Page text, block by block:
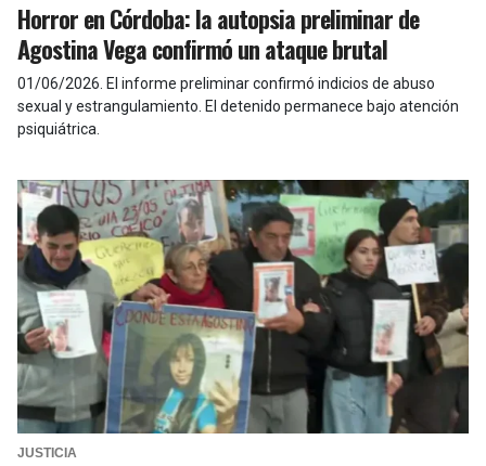
Horror en Córdoba: la autopsia preliminar de
Agostina Vega confirmó un ataque brutal
01/06/2026 El informe preliminar confirmó indicios de abuso
sexual y estrangulamiento. El detenido permanece bajo atención
psiquiátrica.
JUSTICIA